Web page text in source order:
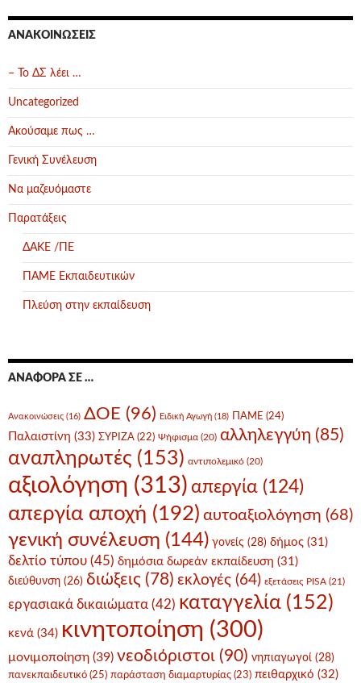
ΑΝΑΚΟΙΝΏΣΕΙΣ
– Το ΔΣ λέει …
Uncategorized
Ακούσαμε πως …
Γενική Συνέλευση
Να μαζευόμαστε
Παρατάξεις
ΔΑΚΕ /ΠΕ
ΠΑΜΕ Εκπαιδευτικών
Πλεύση στην εκπαίδευση
ΑΝΑΦΟΡΆ ΣΕ …
Ανακοινώσεις (16) ΔΟΕ (96) Ειδική Αγωγή (18) ΠΑΜΕ (24)
Παλαιστίνη (33) ΣΥΡΙΖΑ (22) Ψήφισμα (20) αλληλεγγύη (85)
αναπληρωτές (153) αντιπολεμικό (20)
αξιολόγηση (313) απεργία (124)
απεργία αποχή (192) αυτοαξιολόγηση (68)
γενική συνέλευση (144) γονείς (28) δήμος (31)
δελτίο τύπου (45) δημόσια δωρεάν εκπαίδευση (31)
διεύθυνση (26) διώξεις (78) εκλογές (64) εξετάσεις PISA (21)
εργασιακά δικαιώματα (42) καταγγελία (152)
κενά (34) κινητοποίηση (300)
μονιμοποίηση (39) νεοδιόριστοι (90) νηπιαγωγοί (28)
πανεκπαιδευτικό (25) παράσταση διαμαρτυρίας (23) πειθαρχικό (32)